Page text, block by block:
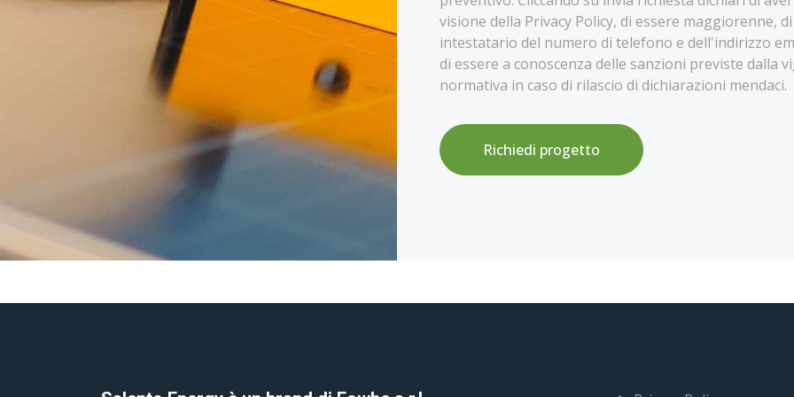
visione della Privacy Policy, di essere maggiorenne,
intestatario del numero di telefono e dell'indirizzo
di essere a conoscenza delle sanzioni previste dalla
normativa in caso di rilascio di dichiarazioni mendaci.
Richiedi progetto